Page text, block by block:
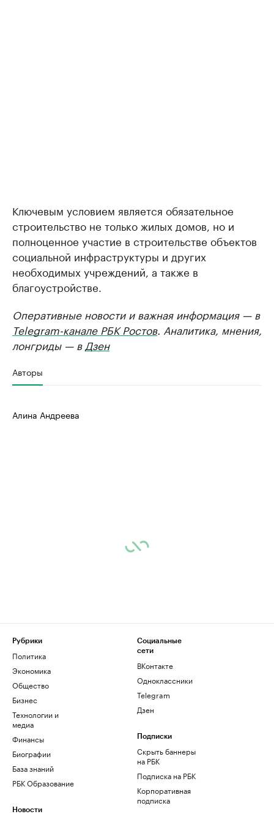
Ключевым условием является обязательное
строительство не только жилых домов, но и
полноценное участие в строительстве объектов
социальной инфраструктуры и других
необходимых учреждений, а также в
благоустройстве.
Оперативные новости и важная информация — в
Telegram-канале РБК Ростов. Аналитика, мнения,
лонгриды — в Дзен
Авторы
Алина Андреева
Рубрики
Политика
Экономика
Общество
Бизнес
Технологии и
медиа
Финансы
Биографии
База знаний
РБК Образование
Новости
Социальные
сети
ВКонтакте
Одноклассники
Telegram
Дзен
Подписки
Скрыть баннеры
на РБК
Подписка на РБК
Корпоративная
подписка